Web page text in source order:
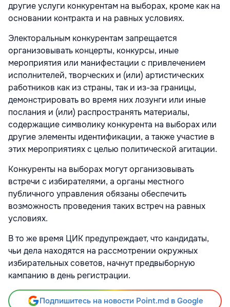
другие услуги конкурентам на выборах, кроме как на
основании контракта и на равных условиях.
Электоральным конкурентам запрещается
организовывать концерты, конкурсы, иные
мероприятия или манифестации с привлечением
исполнителей, творческих и (или) артистических
работников как из страны, так и из-за границы,
демонстрировать во время них лозунги или иные
послания и (или) распространять материалы,
содержащие символику конкурента на выборах или
другие элементы идентификации, а также участие в
этих мероприятиях с целью политической агитации.
Конкуренты на выборах могут организовывать
встречи с избирателями, а органы местного
публичного управления обязаны обеспечить
возможность проведения таких встреч на равных
условиях.
В то же время ЦИК предупреждает, что кандидаты,
чьи дела находятся на рассмотрении окружных
избирательных советов, начнут предвыборную
кампанию в день регистрации.
Подпишитесь на новости Point.md в Google